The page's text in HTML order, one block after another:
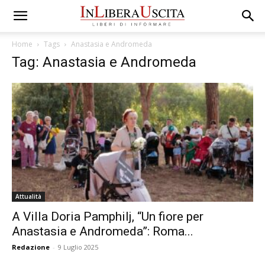
Home Tags Anastasia e Andromeda
Tag: Anastasia e Andromeda
Attualità
A Villa Doria Pamphilj, “Un fiore per
Anastasia e Andromeda”: Roma...
Redazione - 9 Luglio 2025